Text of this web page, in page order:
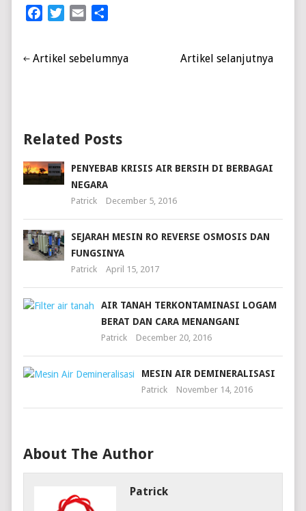
FacebookTwitterEmail
Artikel sebelumnya Artikel selanjutnya
Related Posts
PENYEBAB KRISIS AIR BERSIH DI BERBAGAI
NEGARA
Patrick December 5, 2016
SEJARAH MESIN RO REVERSE OSMOSIS DAN
FUNGSINYA
Patrick April 15, 2017
AIR TANAH TERKONTAMINASI LOGAM
BERAT DAN CARA MENANGANI
Patrick December 20, 2016
MESIN AIR DEMINERALISASI
Patrick November 14, 2016
About The Author
Patrick